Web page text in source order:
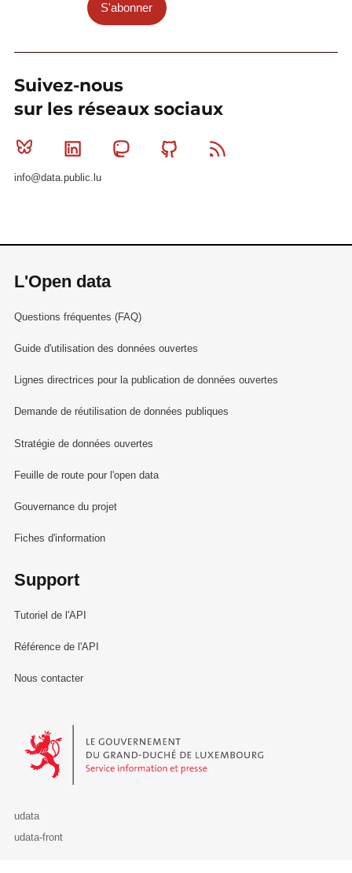
S'abonner
Suivez-nous
sur les réseaux sociaux
Bluesky Linkedin MastodonGithub
info@data.public.lu
L'Open data
Questions fréquentes (FAQ)
Guide d'utilisation des données ouvertes
Lignes directrices pour la publication de données ouvertes
Demande de réutilisation de données publiques
Stratégie de données ouvertes
Feuille de route pour l'open data
Gouvernance du projet
Fiches d'information
Support
Tutoriel de l'API
Référence de l'API
Nous contacter
Le Gouvernement du Grand-Duché de Luxembourg - Service
udata
udata-front